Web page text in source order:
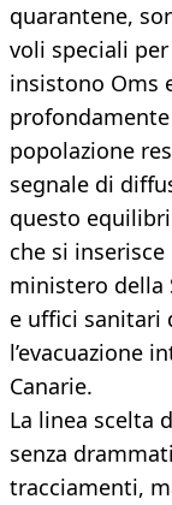
quarantene,
voli speciali
insistono Oms
popolazione
segnale di
questo
che si
ministero della
e uffici sanitari
l’evacuazione
Canarie.
La linea scelta
senza
tracciamenti,